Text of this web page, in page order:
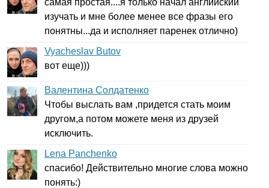
самая простая....я только начал английский
изучать и мне более менее все фразы его
понятны...да и исполняет паренек отлично)
Vyacheslav Butov
вот еще)))
Валентина Солдатенко
Чтобы выслать вам ,придется стать моим
другом,а потом можете меня из друзей
исключить.
Lena Panchenko
спасибо! Действительно многие слова можно
понять:)